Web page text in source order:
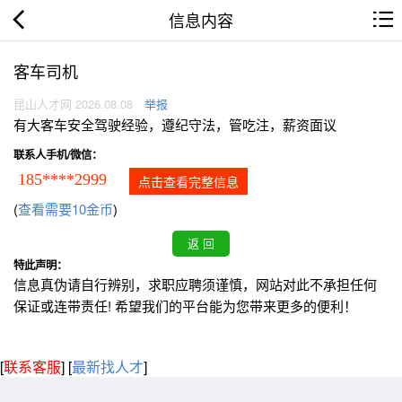
信息内容
客车司机
昆山人才网 2026.08.08 举报
有大客车安全驾驶经验，遵纪守法，管吃注，薪资面议
联系人手机/微信：
185****2999 点击查看完整信息
(查看需要10金币)
特此声明：
信息真伪请自行辨别，求职应聘须谨慎，网站对此不承担任何
保证或连带责任! 希望我们的平台能为您带来更多的便利！
[联系客服] [最新找人才]